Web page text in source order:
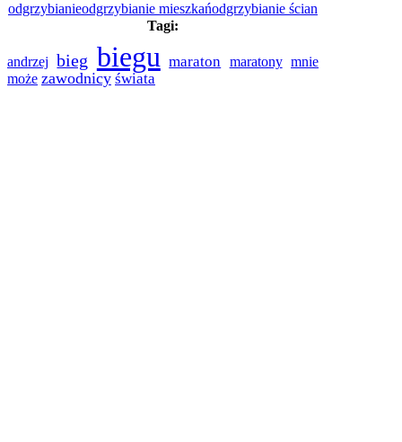
odgrzybianieodgrzybianie mieszkańodgrzybianie ścian
Tagi:
andrzej bieg biegu maraton maratony mnie
może zawodnicy świata